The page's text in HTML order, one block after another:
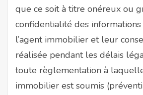
que ce soit à titre onéreux ou
confidentialité des
l’agent immobilier et leur
réalisée pendant les délais
toute règlementation à
immobilier est soumis